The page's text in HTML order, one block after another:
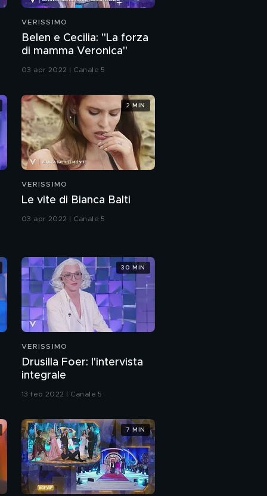
Il video messaggio del
Best of Enrico Papi
Enrico Papi: "Ho
sofferto di bullismo
televisivo"
scherzo ad Al Bano
PROSSIMO VIDEO
Adriana Volpe: il ritorno
al GF Vip
Adriana Volpe: "Il GF
Vip mi ha dato la
Adriana Volpe: "Io e
Gisele
Monica Contrafatto:
l'intervista integrale
La storia di Monica
VERISSIMO
Belen e Cecilia: "La forza
di mamma Veronica"
03 apr 2022 | Canale 5
VERISSIMO
Le vite di Bianca Balti
03 apr 2022 | Canale 5
2 MIN
VERISSIMO
Drusilla Foer: l'intervista
integrale
13 feb 2022 | Canale 5
30 MIN
7 MIN